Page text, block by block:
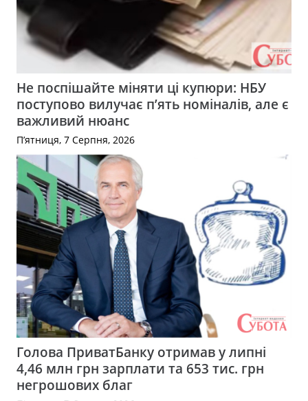
Не поспішайте міняти ці купюри: НБУ
поступово вилучає п’ять номіналів, але є
важливий нюанс
П’ятниця, 7 Серпня, 2026
Голова ПриватБанку отримав у липні
4,46 млн грн зарплати та 653 тис. грн
негрошових благ